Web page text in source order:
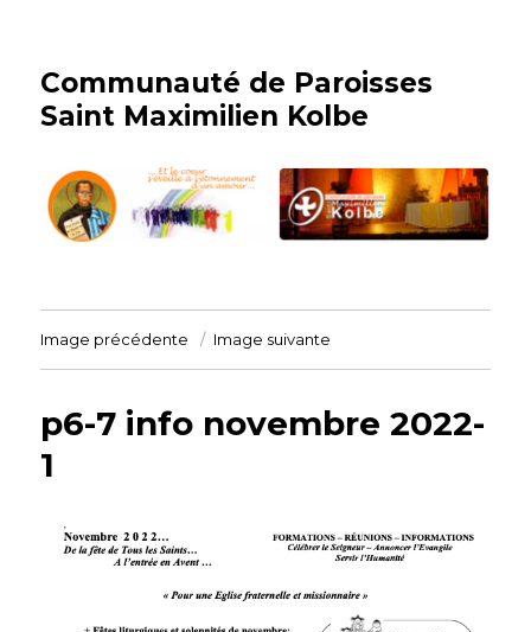
Communauté de Paroisses
Saint Maximilien Kolbe
Image précédente Image suivante
p6-7 info novembre 2022-
1